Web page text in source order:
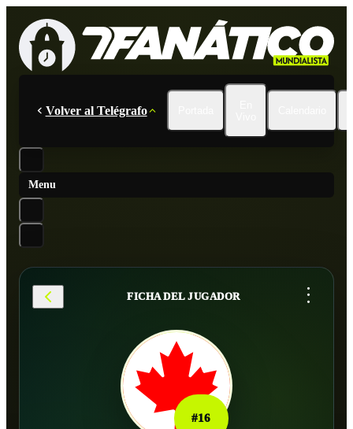
Volver al Telégrafo
Menu
FICHA DEL JUGADOR ...
#16